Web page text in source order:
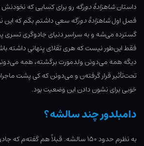
داستانشاهزادۀ دورگه رو برای کسایی که نخودنش
فصل اولشاهزادۀ دورگه سعی داشتم بگم که این
گسترده می‌شه و به سراسر دنیای جادوگری تسری
فقط این‌طور نیست که هری تقلای پنهانی داشته
دیگه همه می‌دونن ولدمورت برگشته، همه
تحت‌تأثیر قرار گرفته‌ن و می‌دونن که کی پشت
خوبی برای نشون دادن این وضعیت بود.
دامبلدور چند سالشه؟
به نظرم حدود ۱۵۰ سالشه. قبلاً هم گفته‌م